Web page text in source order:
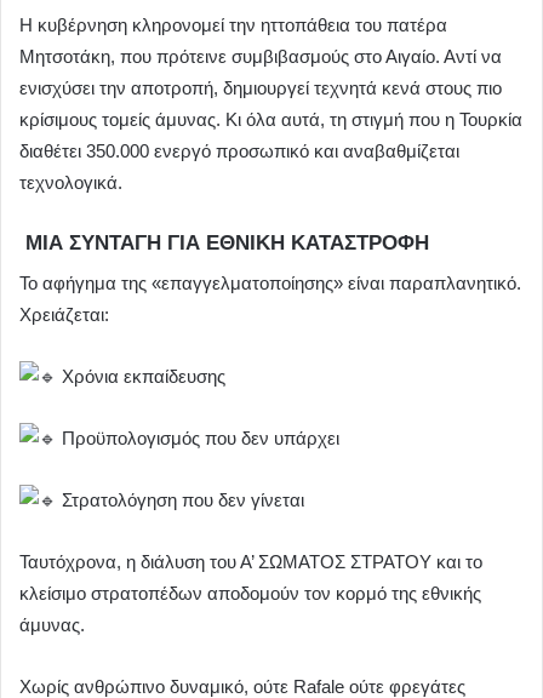
Η κυβέρνηση κληρονομεί την ηττοπάθεια του πατέρα
Μητσοτάκη, που πρότεινε συμβιβασμούς στο Αιγαίο. Αντί να
ενισχύσει την αποτροπή, δημιουργεί τεχνητά κενά στους πιο
κρίσιμους τομείς άμυνας. Κι όλα αυτά, τη στιγμή που η Τουρκία
διαθέτει 350.000 ενεργό προσωπικό και αναβαθμίζεται
τεχνολογικά.
ΜΙΑ ΣΥΝΤΑΓΗ ΓΙΑ ΕΘΝΙΚΗ ΚΑΤΑΣΤΡΟΦΗ
Το αφήγημα της «επαγγελματοποίησης» είναι παραπλανητικό.
Χρειάζεται:
Χρόνια εκπαίδευσης
Προϋπολογισμός που δεν υπάρχει
Στρατολόγηση που δεν γίνεται
Ταυτόχρονα, η διάλυση του Α’ ΣΩΜΑΤΟΣ ΣΤΡΑΤΟΥ και το
κλείσιμο στρατοπέδων αποδομούν τον κορμό της εθνικής
άμυνας.
Χωρίς ανθρώπινο δυναμικό, ούτε Rafale ούτε φρεγάτες